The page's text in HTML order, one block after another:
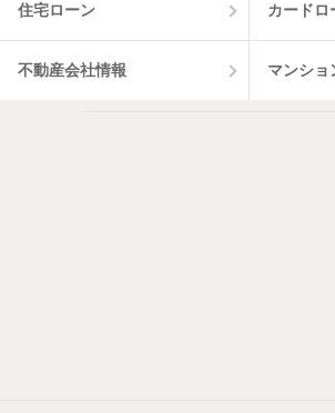
住宅ローン カードロ
不動産会社情報 マンショ